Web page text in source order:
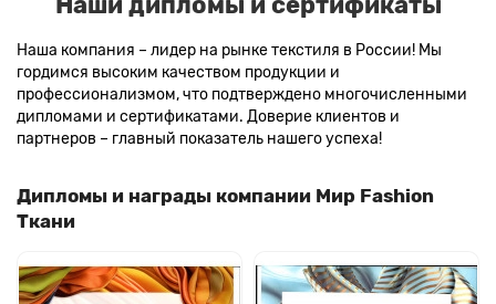
Наша компания – лидер на рынке текстиля в России! Мы
гордимся высоким качеством продукции и
профессионализмом, что подтверждено многочисленными
дипломами и сертификатами. Доверие клиентов и
партнеров – главный показатель нашего успеха!
Дипломы и награды компании Мир Fashion
Ткани